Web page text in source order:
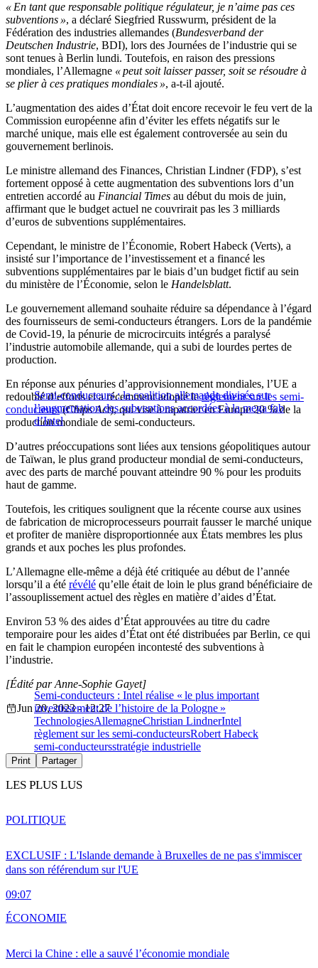
« En tant que responsable politique régulateur, je n’aime pas ces
subventions », a déclaré Siegfried Russwurm, président de la
Fédération des industries allemandes (Bundesverband der
Deutschen Industrie, BDI), lors des Journées de l’industrie qui se
sont tenues à Berlin lundi. Toutefois, en raison des pressions
mondiales, l’Allemagne « peut soit laisser passer, soit se résoudre à
se plier à ces pratiques mondiales », a-t-il ajouté.
L’augmentation des aides d’État doit encore recevoir le feu vert de la
Commission européenne afin d’éviter les effets négatifs sur le
marché unique, mais elle est également controversée au sein du
gouvernement berlinois.
Le ministre allemand des Finances, Christian Lindner (FDP), s’est
fortement opposé à cette augmentation des subventions lors d’un
entretien accordé au Financial Times au début du mois de juin,
affirmant que le budget actuel ne couvrirait pas les 3 milliards
d’euros de subventions supplémentaires.
Cependant, le ministre de l’Économie, Robert Habeck (Verts), a
insisté sur l’importance de l’investissement et a financé les
subventions supplémentaires par le biais d’un budget fictif au sein
du ministère de l’Économie, selon le Handelsblatt.
Le gouvernement allemand souhaite réduire sa dépendance à l’égard
des fournisseurs de semi-conducteurs étrangers. Lors de la pandémie
de Covid-19, la pénurie de microcircuits intégrés a paralysé
l’industrie automobile allemande, qui a subi de lourdes pertes de
production.
Semi-conducteurs : la coalition allemande divisée sur
l’augmentation des subventions accordées à la mega fab
d’Intel
En réponse aux pénuries d’approvisionnement mondiales, l’UE a
redoublé d’efforts et a récemment adopté lerèglement sur les semi-
conducteurs(Chips Act), qui vise à rapatrier en Europe 20 % de la
production mondiale de semi-conducteurs.
D’autres préoccupations sont liées aux tensions géopolitiques autour
de Taïwan, le plus grand producteur mondial de semi-conducteurs,
avec des parts de marché pouvant atteindre 90 % pour les produits
haut de gamme.
Toutefois, les critiques soulignent que la récente course aux usines
de fabrication de microprocesseurs pourrait fausser le marché unique
et profiter de manière disproportionnée aux États membres les plus
grands et aux poches les plus profondes.
L’Allemagne elle-même a déjà été critiquée au début de l’année
lorsqu’il a été révélé qu’elle était de loin le plus grand bénéficiaire de
l’assouplissement actuel des règles en matière d’aides d’État.
Environ 53 % des aides d’État approuvées au titre du cadre
temporaire pour les aides d’État ont été distribuées par Berlin, ce qui
en fait le champion européen incontesté des subventions à
l’industrie.
Semi-conducteurs : Intel réalise « le plus important
investissement de l’histoire de la Pologne »
[Édité par Anne-Sophie Gayet]
Jun 20, 2023 - 12:27
TechnologiesAllemagneChristian LindnerIntel
règlement sur les semi-conducteursRobert Habeck
semi-conducteursstratégie industrielle
Print Partager
LES PLUS LUS
EXCLUSIF : L'Islande demande à Bruxelles de ne pas s'immiscer
dans son référendum sur l'UE
09:07
POLITIQUE
Merci la Chine : elle a sauvé l’économie mondiale
ÉCONOMIE